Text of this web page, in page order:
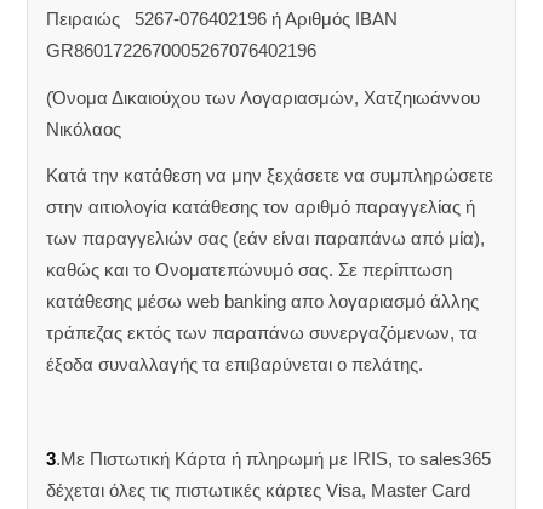
Πειραιώς 5267-076402196 ή Αριθμός IBAN
GR8601722670005267076402196
(Όνομα Δικαιούχου των Λογαριασμών, Χατζηιωάννου
Νικόλαος
Κατά την κατάθεση να μην ξεχάσετε να συμπληρώσετε
στην αιτιολογία κατάθεσης τον αριθμό παραγγελίας ή
των παραγγελιών σας (εάν είναι παραπάνω από μία),
καθώς και το Ονοματεπώνυμό σας. Σε περίπτωση
κατάθεσης μέσω web banking απο λογαριασμό άλλης
τράπεζας εκτός των παραπάνω συνεργαζόμενων, τα
έξοδα συναλλαγής τα επιβαρύνεται ο πελάτης.
3.Με Πιστωτική Κάρτα ή πληρωμή με IRIS, το sales365
δέχεται όλες τις πιστωτικές κάρτες Visa, Master Card